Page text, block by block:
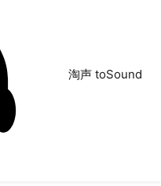
淘声 toSound